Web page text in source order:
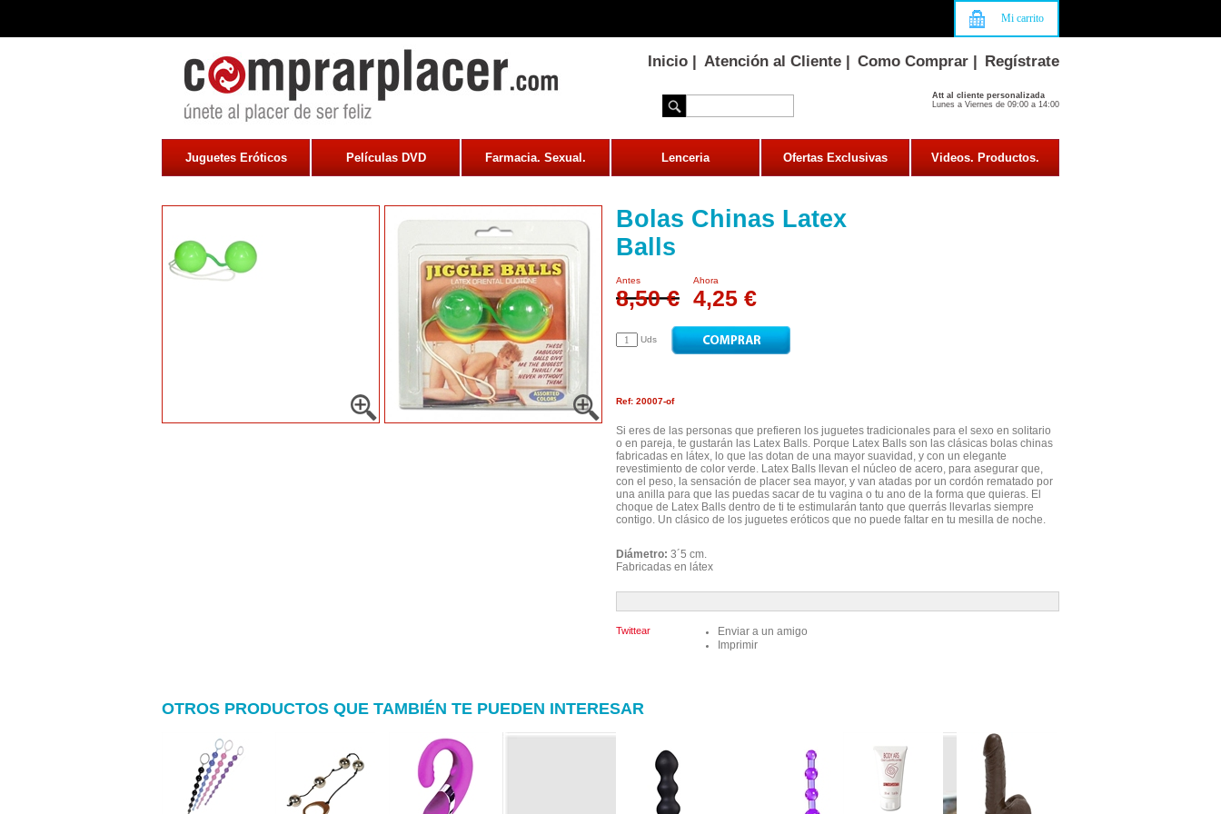
Mi carrito
Inicio | Atención al Cliente | Como Comprar | Regístrate
Att al cliente personalizada
Lunes a Viernes de 09:00 a 14:00
Juguetes Eróticos Películas DVD Farmacia. Sexual. Lenceria Ofertas Exclusivas Videos. Productos.
Bolas Chinas Latex
Balls
Antes
8,50 €
Ahora
4,25 €
Uds
Ref: 20007-of
Si eres de las personas que prefieren los juguetes tradicionales para el sexo en solitario
o en pareja, te gustarán las Latex Balls. Porque Latex Balls son las clásicas bolas chinas
fabricadas en látex, lo que las dotan de una mayor suavidad, y con un elegante
revestimiento de color verde. Latex Balls llevan el núcleo de acero, para asegurar que,
con el peso, la sensación de placer sea mayor, y van atadas por un cordón rematado por
una anilla para que las puedas sacar de tu vagina o tu ano de la forma que quieras. El
choque de Latex Balls dentro de ti te estimularán tanto que querrás llevarlas siempre
contigo. Un clásico de los juguetes eróticos que no puede faltar en tu mesilla de noche.
Diámetro: 3´5 cm.
Fabricadas en látex
Twittear
Enviar a un amigo
Imprimir
OTROS PRODUCTOS QUE TAMBIÉN TE PUEDEN INTERESAR